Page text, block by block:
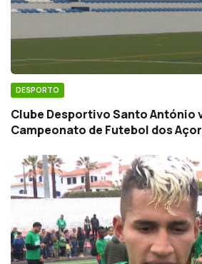
DESPORTO
Clube Desportivo Santo António
Campeonato de Futebol dos